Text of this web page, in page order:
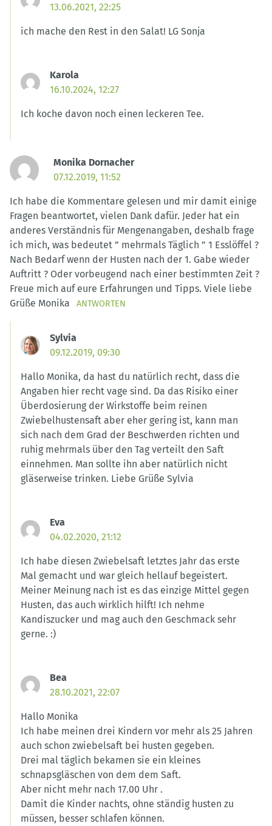
13.06.2021, 22:25
ich mache den Rest in den Salat! LG Sonja
Karola
16.10.2024, 12:27
Ich koche davon noch einen leckeren Tee.
Monika Dornacher
07.12.2019, 11:52
Ich habe die Kommentare gelesen und mir damit einige
Fragen beantwortet, vielen Dank dafür. Jeder hat ein
anderes Verständnis für Mengenangaben, deshalb frage
ich mich, was bedeutet ” mehrmals Täglich ” 1 Esslöffel ?
Nach Bedarf wenn der Husten nach der 1. Gabe wieder
Auftritt ? Oder vorbeugend nach einer bestimmten Zeit ?
Freue mich auf eure Erfahrungen und Tipps. Viele liebe
Grüße Monika
ANTWORTEN
Sylvia
09.12.2019, 09:30
Hallo Monika, da hast du natürlich recht, dass die
Angaben hier recht vage sind. Da das Risiko einer
Überdosierung der Wirkstoffe beim reinen
Zwiebelhustensaft aber eher gering ist, kann man
sich nach dem Grad der Beschwerden richten und
ruhig mehrmals über den Tag verteilt den Saft
einnehmen. Man sollte ihn aber natürlich nicht
gläserweise trinken. Liebe Grüße Sylvia
Eva
04.02.2020, 21:12
Ich habe diesen Zwiebelsaft letztes Jahr das erste
Mal gemacht und war gleich hellauf begeistert.
Meiner Meinung nach ist es das einzige Mittel gegen
Husten, das auch wirklich hilft! Ich nehme
Kandiszucker und mag auch den Geschmack sehr
gerne. :)
Bea
28.10.2021, 22:07
Hallo Monika
Ich habe meinen drei Kindern vor mehr als 25 Jahren
auch schon zwiebelsaft bei husten gegeben.
Drei mal täglich bekamen sie ein kleines
schnapsgläschen von dem dem Saft.
Aber nicht mehr nach 17.00 Uhr .
Damit die Kinder nachts, ohne ständig husten zu
müssen, besser schlafen können.